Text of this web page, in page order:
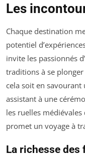
Les
Chaque destination
potentiel
invite les passionnés
traditions à se
cela soit en
assistant à une
les ruelles médiévales
promet un voyage à
La richesse des